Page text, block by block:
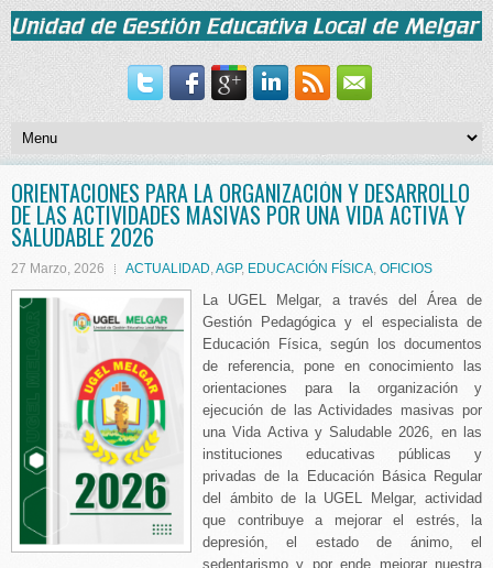
ORIENTACIONES PARA LA ORGANIZACIÓN Y DESARROLLO
DE LAS ACTIVIDADES MASIVAS POR UNA VIDA ACTIVA Y
SALUDABLE 2026
27 Marzo, 2026 ACTUALIDAD,AGP, EDUCACIÓN FÍSICA, OFICIOS
La UGEL Melgar, a través del Área de
Gestión Pedagógica y el especialista de
Educación Física, según los documentos
de referencia, pone en conocimiento las
orientaciones para la organización y
ejecución de las Actividades masivas por
una Vida Activa y Saludable 2026, en las
instituciones educativas públicas y
privadas de la Educación Básica Regular
del ámbito de la UGEL Melgar, actividad
que contribuye a mejorar el estrés, la
depresión, el estado de ánimo, el
sedentarismo y por ende mejorar nuestra